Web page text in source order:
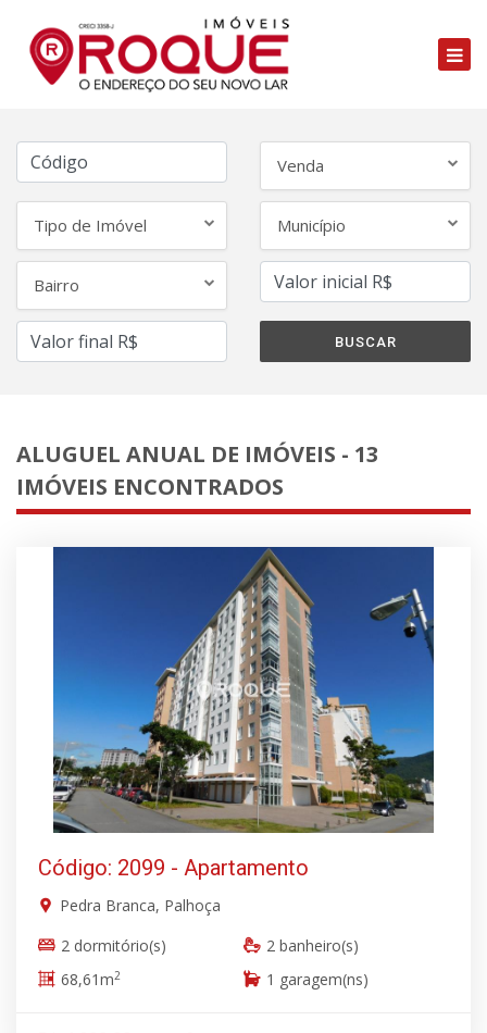
Venda
Tipo de Imóvel Município
Bairro
ALUGUEL ANUAL DE IMÓVEIS - 13
IMÓVEIS ENCONTRADOS
Código: 2099 - Apartamento
Pedra Branca, Palhoça
2 dormitório(s)
2 banheiro(s)
68,61m2 1 garagem(ns)